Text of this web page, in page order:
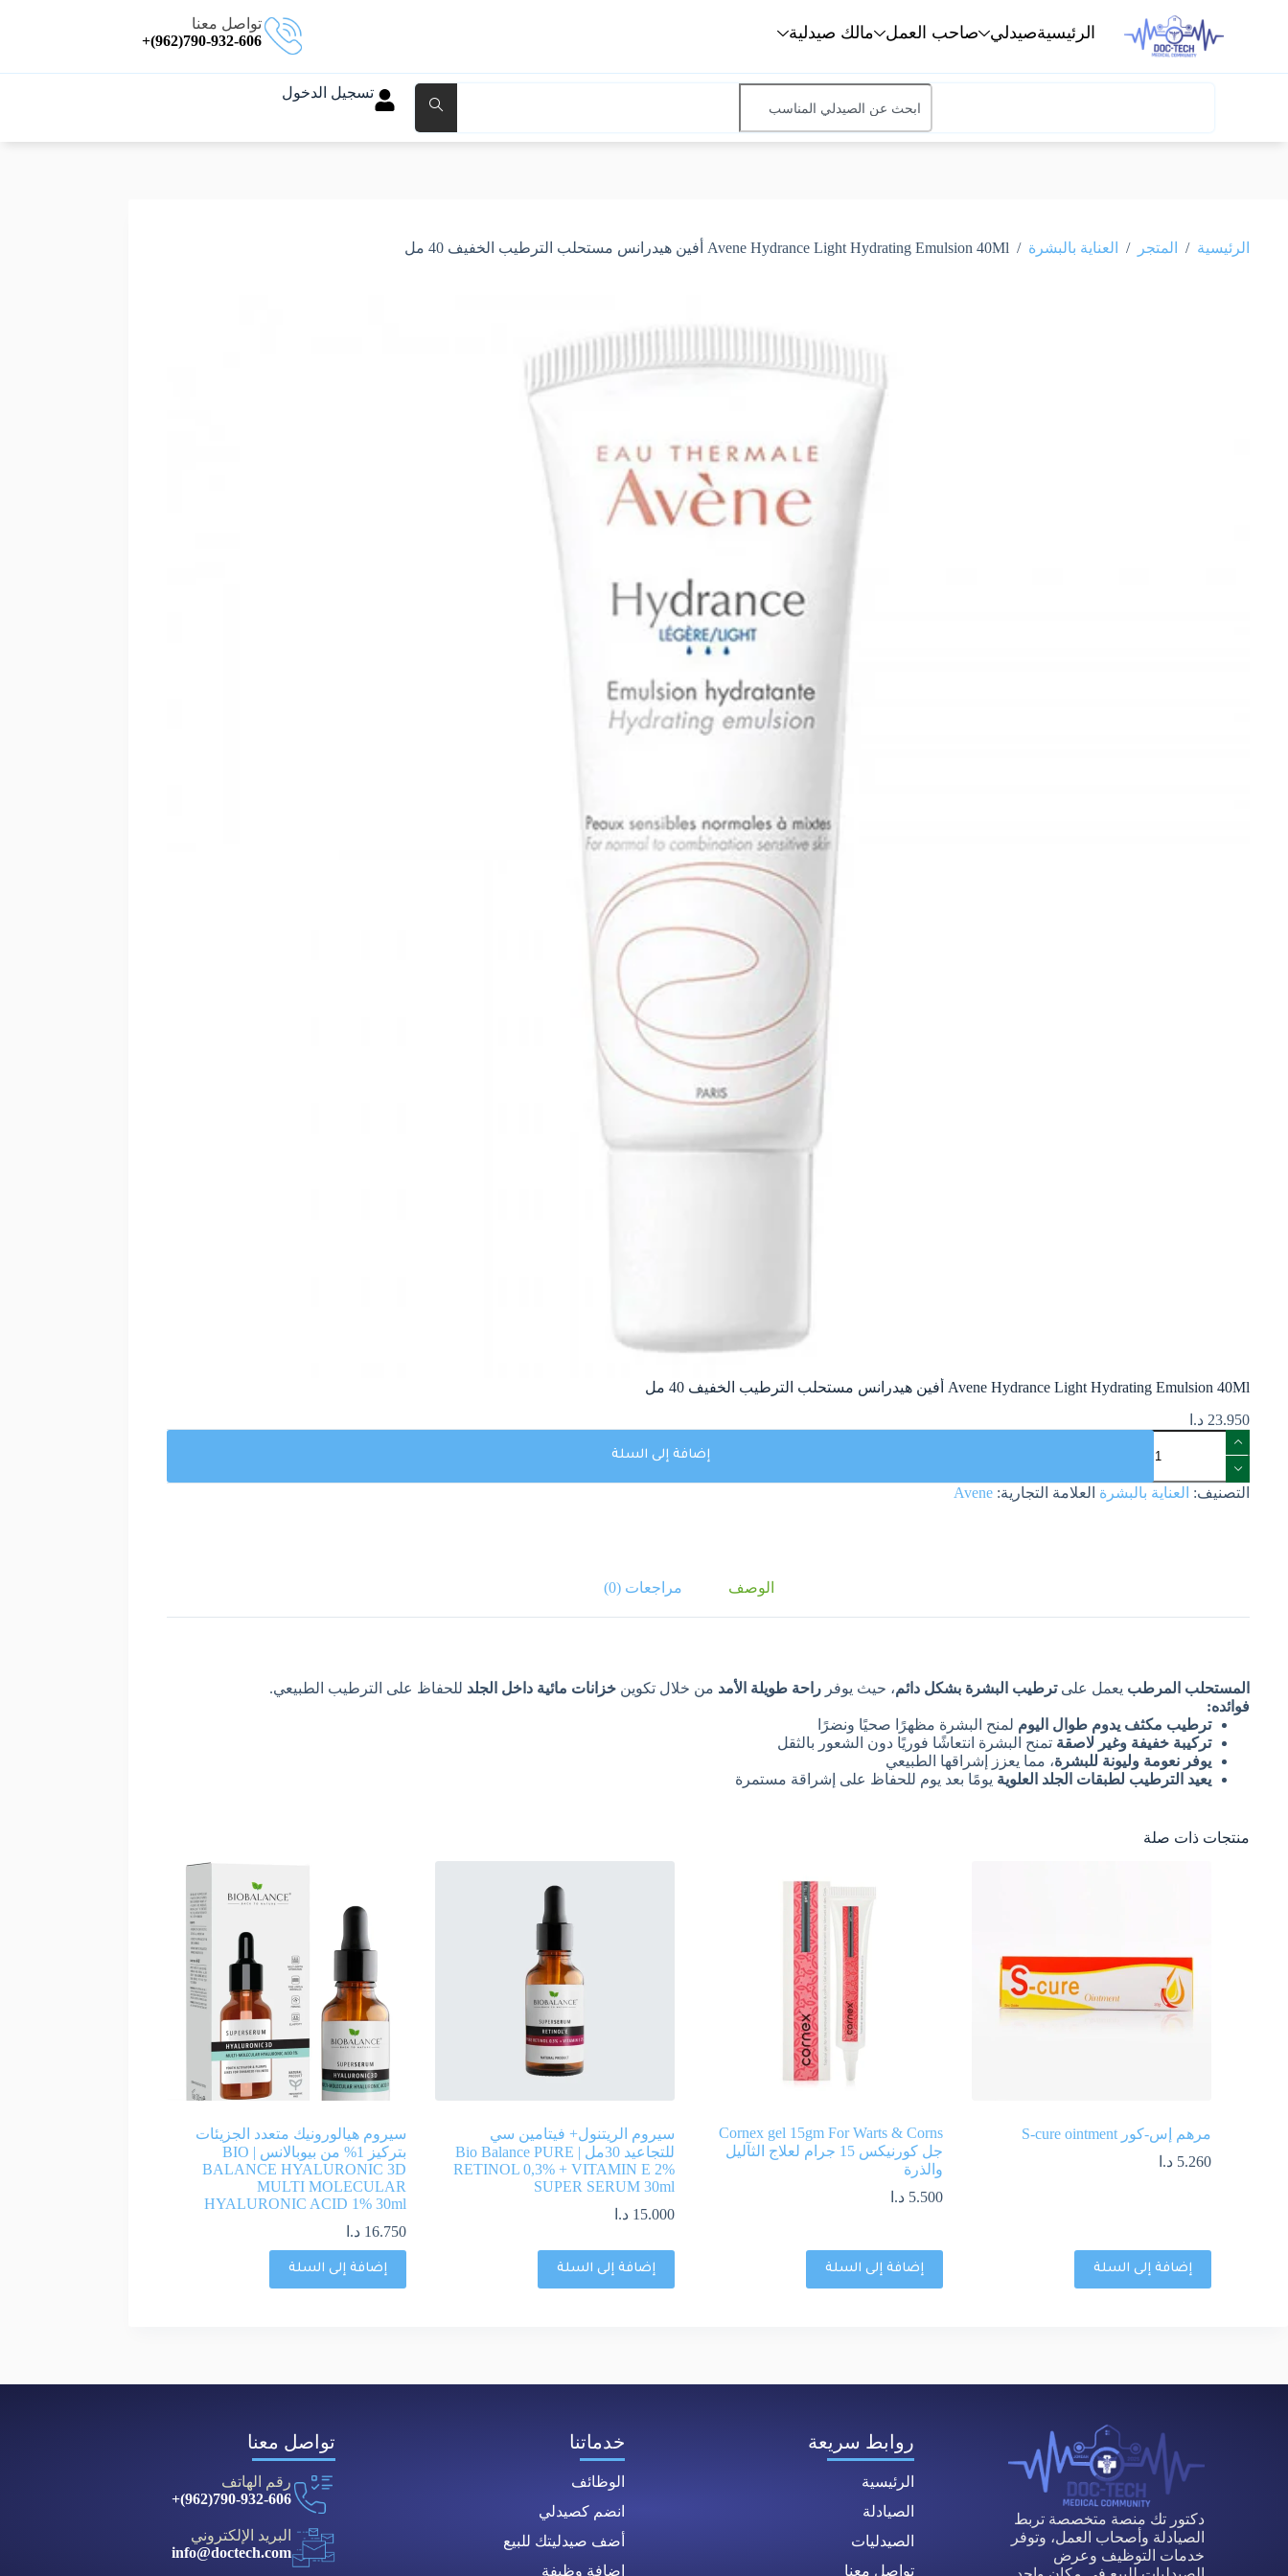
الرئيسيةصيدلي صاحب العمل مالك صيدلية
تواصل معنا
790-932-606(962)+
تسجيل الدخول
الرئيسية / المتجر / العناية بالبشرة / Avene Hydrance Light Hydrating Emulsion 40Ml أفين هيدرانس مستحلب الترطيب الخفيف 40 مل
Avene Hydrance Light Hydrating Emulsion 40Ml أفين هيدرانس مستحلب الترطيب الخفيف 40 مل
23.950 د.ا
إضافة إلى السلة
التصنيف: العناية بالبشرة العلامة التجارية: Avene
الوصف مراجعات (0)
المستحلب المرطب يعمل علىترطيب البشرة بشكل دائم، حيث يوفر راحة طويلة الأمد من خلال تكوين خزانات مائية داخل الجلد للحفاظ على الترطيب الطبيعي.
فوائده:
ترطيب مكثف يدوم طوال اليوم لمنح البشرة مظهرًا صحيًا ونضرًا
تركيبة خفيفة وغير لاصقة تمنح البشرة انتعاشًا فوريًا دون الشعور بالثقل
يوفر نعومة وليونة للبشرة، مما يعزز إشراقها الطبيعي
يعيد الترطيب لطبقات الجلد العلوية يومًا بعد يوم للحفاظ على إشراقة مستمرة
منتجات ذات صلة
مرهم إس-كور S-cure ointment
5.260 د.ا
إضافة إلى السلة
Cornex gel 15gm For Warts & Corns
جل كورنيكس 15 جرام لعلاج الثآليل
والذرة
5.500 د.ا
إضافة إلى السلة
سيروم الريتنول+ فيتامين سي
للتجاعيد 30مل | Bio Balance PURE
RETINOL 0,3% + VITAMIN E 2%
SUPER SERUM 30ml
15.000 د.ا
إضافة إلى السلة
سيروم هيالورونيك متعدد الجزيئات
بتركيز 1% من بيوبالانس | BIO
BALANCE HYALURONIC 3D
MULTI MOLECULAR
HYALURONIC ACID 1% 30ml
16.750 د.ا
إضافة إلى السلة
دكتور تك منصة متخصصة تربط
الصيادلة وأصحاب العمل، وتوفر
خدمات التوظيف وعرض
روابط سريعة
الرئيسية
الصيادلة
الصيدليات
تواصل معنا
خدماتنا
الوظائف
انضم كصيدلي
أضف صيدليتك للبيع
إضافة وظيفة
تواصل معنا
رقم الهاتف
790-932-606(962)+
البريد الإلكتروني
info@doctech.com